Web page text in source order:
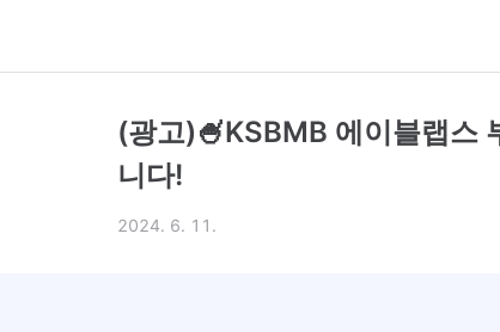
(광고)🍧KSBMB 에이블랩스
니다!
2024. 6. 11.